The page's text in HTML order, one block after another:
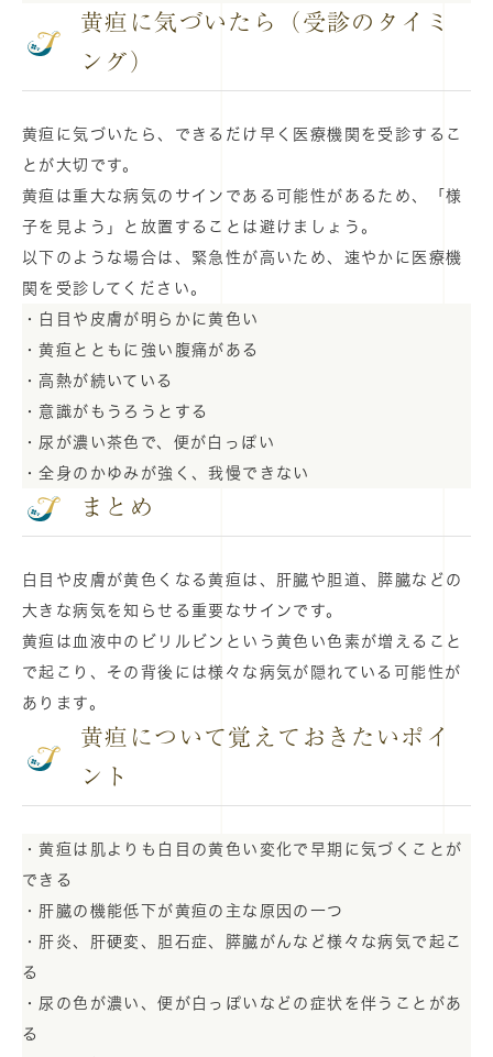
黄疸に気づいたら（受診のタイミ
ング）
黄疸に気づいたら、できるだけ早く医療機関を受診するこ
とが大切です。
黄疸は重大な病気のサインである可能性があるため、「様
子を見よう」と放置することは避けましょう。
以下のような場合は、緊急性が高いため、速やかに医療機
関を受診してください。
・白目や皮膚が明らかに黄色い
・黄疸とともに強い腹痛がある
・高熱が続いている
・意識がもうろうとする
・尿が濃い茶色で、便が白っぽい
・全身のかゆみが強く、我慢できない
まとめ
白目や皮膚が黄色くなる黄疸は、肝臓や胆道、膵臓などの
大きな病気を知らせる重要なサインです。
黄疸は血液中のビリルビンという黄色い色素が増えること
で起こり、その背後には様々な病気が隠れている可能性が
あります。
黄疸について覚えておきたいポイ
ント
・黄疸は肌よりも白目の黄色い変化で早期に気づくことが
できる
・肝臓の機能低下が黄疸の主な原因の一つ
・肝炎、肝硬変、胆石症、膵臓がんなど様々な病気で起こ
る
・尿の色が濃い、便が白っぽいなどの症状を伴うことがあ
る